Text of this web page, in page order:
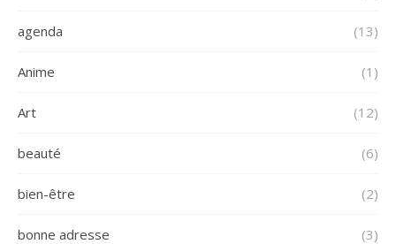
agenda (13)
Anime (1)
Art (12)
beauté (6)
bien-être (2)
bonne adresse (3)